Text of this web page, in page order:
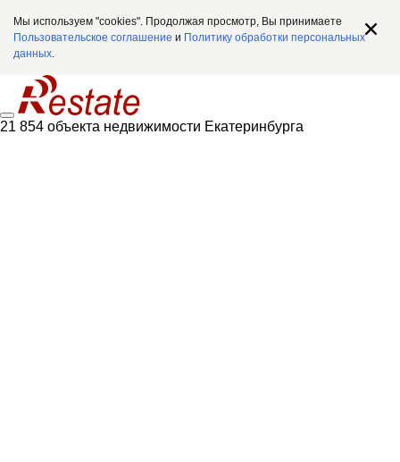
Мы используем "cookies". Продолжая просмотр, Вы принимаете
Пользовательское соглашение и Политику обработки персональных
данных.
21 854 объекта недвижимости Екатеринбурга